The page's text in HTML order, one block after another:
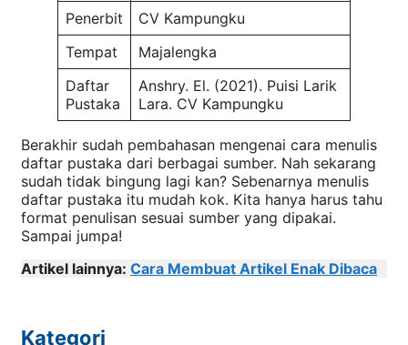
Penerbit
CV Kampungku
Tempat
Majalengka
Daftar
Pustaka
Anshry. El. (2021). Puisi Larik
Lara. CV Kampungku
Berakhir sudah pembahasan mengenai cara menulis
daftar pustaka dari berbagai sumber. Nah sekarang
sudah tidak bingung lagi kan? Sebenarnya menulis
daftar pustaka itu mudah kok. Kita hanya harus tahu
format penulisan sesuai sumber yang dipakai.
Sampai jumpa!
Artikel lainnya: Cara Membuat Artikel Enak Dibaca
Kategori